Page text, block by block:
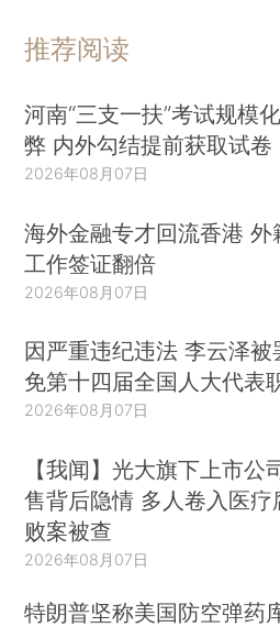
推荐阅读
河南“三支一扶”考试规模
弊 内外勾结提前获取试卷
2026年08月07日
海外金融专才回流香港 外
工作签证翻倍
2026年08月07日
因严重违纪违法 李云泽被
免第十四届全国人大代表
2026年08月07日
【我闻】光大旗下上市公
售背后隐情 多人卷入医疗
败案被查
2026年08月07日
特朗普坚称美国防空弹药